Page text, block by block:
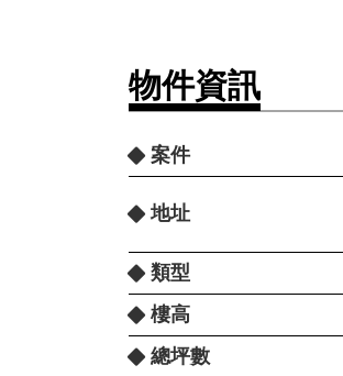
物件資訊
案件
地址
類型
樓高
總坪數